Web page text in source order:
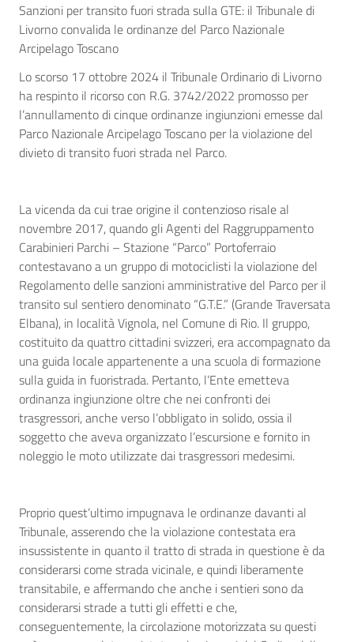
Sanzioni per transito fuori strada sulla GTE: il Tribunale di
Livorno convalida le ordinanze del Parco Nazionale
Arcipelago Toscano
Lo scorso 17 ottobre 2024 il Tribunale Ordinario di Livorno
ha respinto il ricorso con R.G. 3742/2022 promosso per
l’annullamento di cinque ordinanze ingiunzioni emesse dal
Parco Nazionale Arcipelago Toscano per la violazione del
divieto di transito fuori strada nel Parco.
La vicenda da cui trae origine il contenzioso risale al
novembre 2017, quando gli Agenti del Raggruppamento
Carabinieri Parchi – Stazione “Parco” Portoferraio
contestavano a un gruppo di motociclisti la violazione del
Regolamento delle sanzioni amministrative del Parco per il
transito sul sentiero denominato “G.T.E.” (Grande Traversata
Elbana), in località Vignola, nel Comune di Rio. Il gruppo,
costituito da quattro cittadini svizzeri, era accompagnato da
una guida locale appartenente a una scuola di formazione
sulla guida in fuoristrada. Pertanto, l’Ente emetteva
ordinanza ingiunzione oltre che nei confronti dei
trasgressori, anche verso l’obbligato in solido, ossia il
soggetto che aveva organizzato l’escursione e fornito in
noleggio le moto utilizzate dai trasgressori medesimi.
Proprio quest’ultimo impugnava le ordinanze davanti al
Tribunale, asserendo che la violazione contestata era
insussistente in quanto il tratto di strada in questione è da
considerarsi come strada vicinale, e quindi liberamente
transitabile, e affermando che anche i sentieri sono da
considerarsi strade a tutti gli effetti e che,
conseguentemente, la circolazione motorizzata su questi